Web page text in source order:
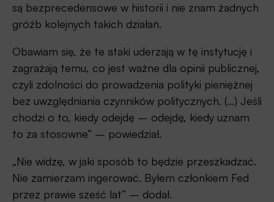
są bezprecedensowe w historii i nie znam żadnych
gróźb kolejnych takich działań.
Obawiam się, że te ataki uderzają w tę instytucję i
zagrażają temu, co jest ważne dla opinii publicznej,
czyli zdolności do prowadzenia polityki pieniężnej
bez uwzględniania czynników politycznych. (…) Jeśli
chodzi o to, kiedy odejdę – odejdę, kiedy uznam
to za stosowne” – powiedział.
„Nie widzę, w jaki sposób to będzie przeszkadzać.
Nie zamierzam ingerować. Byłem członkiem Fed
przez prawie sześć lat” – dodał.